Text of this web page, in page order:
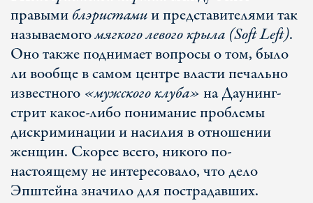
правымиблэристамии представителями так
называемогомягкого левого крыла (Soft Left).
Оно также поднимает вопросы о том, было
ли вообще в самом центре власти печально
известного «мужского клуба» на Даунинг-
стрит какое-либо понимание проблемы
дискриминации и насилия в отношении
женщин. Скорее всего, никого по-
настоящему не интересовало, что дело
Эпштейна значило для пострадавших.